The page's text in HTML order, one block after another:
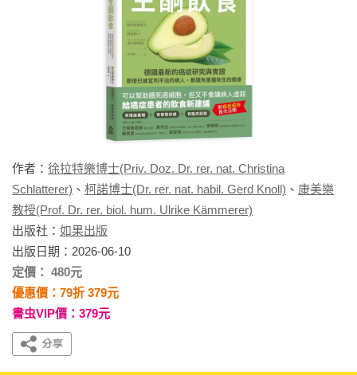
作者： 徐拉特樂博士(Priv. Doz. Dr. rer. nat. Christina
Schlatterer) 、 柯諾博士(Dr. rer. nat. habil. Gerd Knoll) 、 康美樂
教授(Prof. Dr. rer. biol. hum. Ulrike Kämmerer)
出版社： 如果出版
出版日期：2026-06-10
定價： 480元
優惠價：79折 379元
書虫VIP價：379元